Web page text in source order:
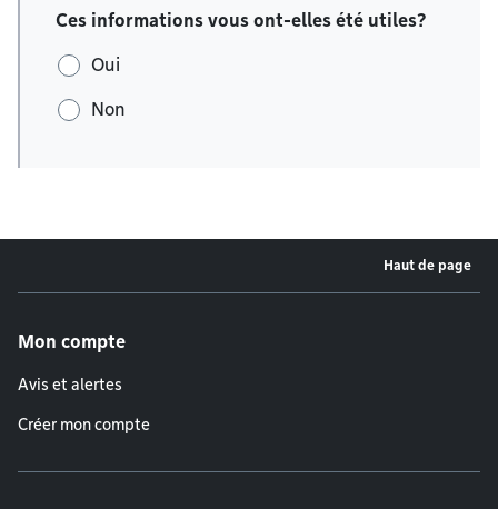
Ces informations vous ont-elles été utiles?
Oui
Non
Haut de page
Mon compte
Avis et alertes
Créer mon compte